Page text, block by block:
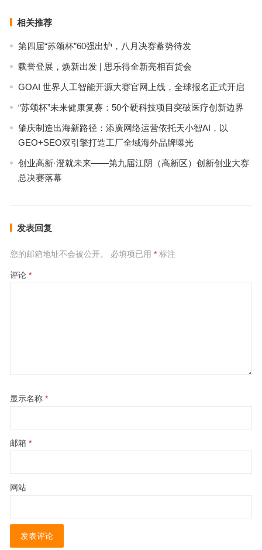
相关推荐
第四届“苏颂杯”60强出炉，八月决赛蓄势待发
载誉登展，焕新出发 | 思乐得全新亮相百货会
GOAI 世界人工智能开源大赛官网上线，全球报名正式开启
“苏颂杯”未来健康复赛：50个硬科技项目突破医疗创新边界
肇庆制造出海新路径：添廣网络运营依托天小智AI，以
GEO+SEO双引擎打造工厂全域海外品牌曝光
创业高新·澄就未来——第九届江阴（高新区）创新创业大赛
总决赛落幕
发表回复
您的邮箱地址不会被公开。 必填项已用 *标注
评论 *
显示名称 *
邮箱 *
网站